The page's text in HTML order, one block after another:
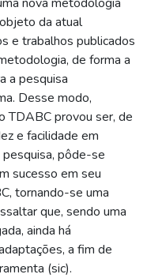
da atual
e trabalhos publicados
de forma a
a pesquisa
Desse modo,
TDABC provou ser, de
e facilidade em
pôde-se
sucesso em seu
tornando-se uma
que, sendo uma
ainda há
a fim de
(sic).